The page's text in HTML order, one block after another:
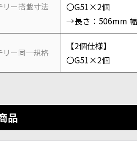
リー搭載寸法
〇G51×2個
→長さ：506mm
リー同一規格
【2個仕様】
〇G51×2個
品